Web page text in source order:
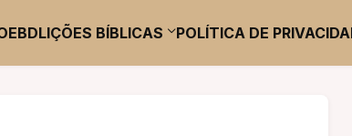
EBDLIÇÕES BÍBLICAS POLÍTICA DE